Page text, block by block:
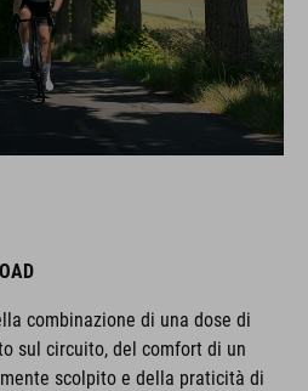
combinazione di una dose di
sul circuito, del comfort di un
scolpito e della praticità di